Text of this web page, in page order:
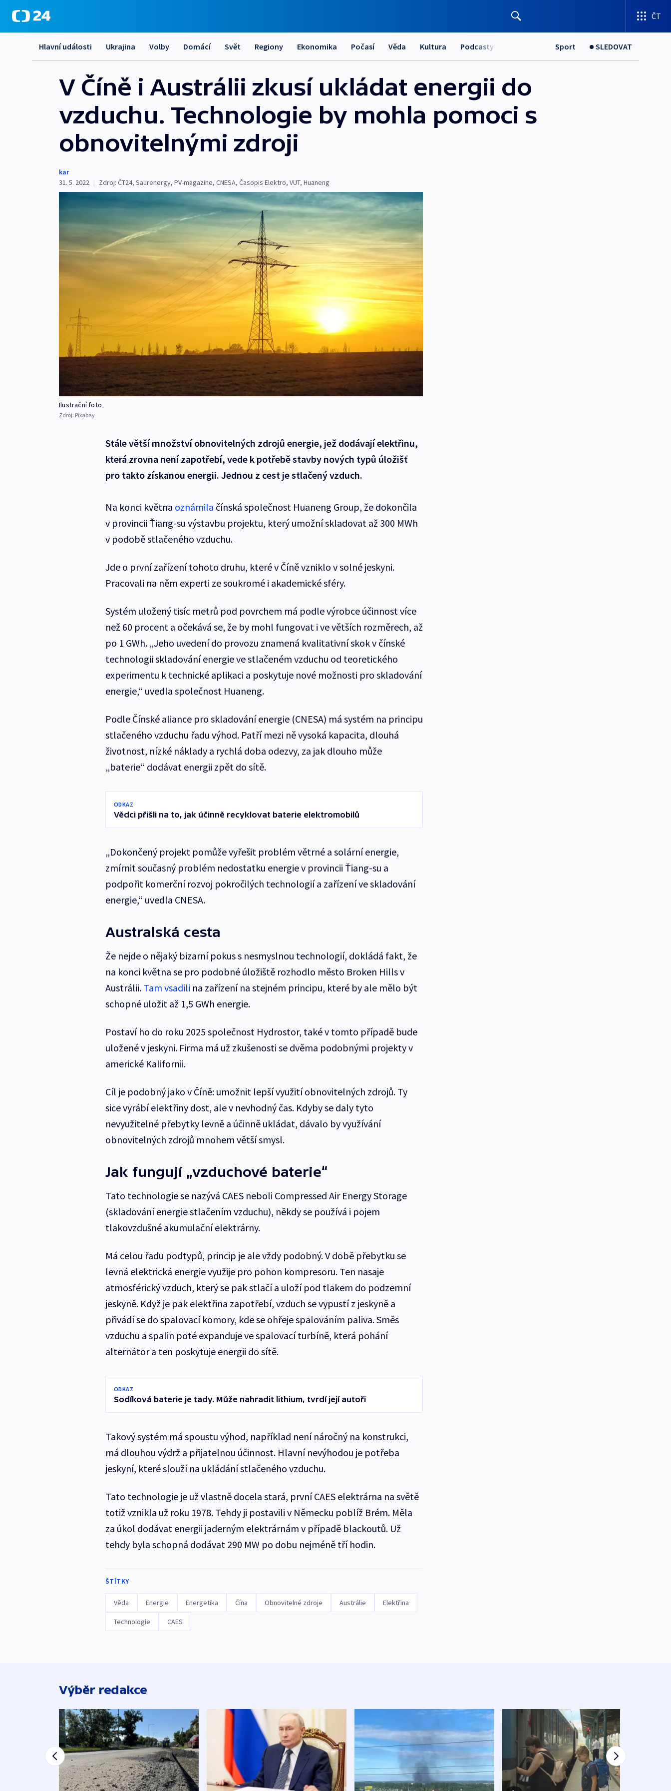
ČT
Hlavní události Ukrajina Volby Domácí Svět Regiony Ekonomika Počasí Věda Kultura Podcasty Sport SLEDOVAT
V Číně i Austrálii zkusí ukládat energii do
vzduchu. Technologie by mohla pomoci s
obnovitelnými zdroji
kar
31. 5. 2022 | Zdroj: ČT24, Saurenergy, PV-magazine, CNESA, Časopis Elektro, VUT, Huaneng
Ilustrační foto
Zdroj: Pixabay
Stále větší množství obnovitelných zdrojů energie, jež dodávají elektřinu,
která zrovna není zapotřebí, vede k potřebě stavby nových typů úložišť
pro takto získanou energii. Jednou z cest je stlačený vzduch.
Na konci května oznámila čínská společnost Huaneng Group, že dokončila
v provincii Ťiang-su výstavbu projektu, který umožní skladovat až 300 MWh
v podobě stlačeného vzduchu.
Jde o první zařízení tohoto druhu, které v Číně vzniklo v solné jeskyni.
Pracovali na něm experti ze soukromé i akademické sféry.
Systém uložený tisíc metrů pod povrchem má podle výrobce účinnost více
než 60 procent a očekává se, že by mohl fungovat i ve větších rozměrech, až
po 1 GWh. „Jeho uvedení do provozu znamená kvalitativní skok v čínské
technologii skladování energie ve stlačeném vzduchu od teoretického
experimentu k technické aplikaci a poskytuje nové možnosti pro skladování
energie,“ uvedla společnost Huaneng.
Podle Čínské aliance pro skladování energie (CNESA) má systém na principu
stlačeného vzduchu řadu výhod. Patří mezi ně vysoká kapacita, dlouhá
životnost, nízké náklady a rychlá doba odezvy, za jak dlouho může
„baterie“ dodávat energii zpět do sítě.
ODKAZ
Vědci přišli na to, jak účinně recyklovat baterie elektromobilů
„Dokončený projekt pomůže vyřešit problém větrné a solární energie,
zmírnit současný problém nedostatku energie v provincii Ťiang-su a
podpořit komerční rozvoj pokročilých technologií a zařízení ve skladování
energie,“ uvedla CNESA.
Australská cesta
Že nejde o nějaký bizarní pokus s nesmyslnou technologií, dokládá fakt, že
na konci května se pro podobné úložiště rozhodlo město Broken Hills v
Austrálii. Tam vsadili na zařízení na stejném principu, které by ale mělo být
schopné uložit až 1,5 GWh energie.
Postaví ho do roku 2025 společnost Hydrostor, také v tomto případě bude
uložené v jeskyni. Firma má už zkušenosti se dvěma podobnými projekty v
americké Kalifornii.
Cíl je podobný jako v Číně: umožnit lepší využití obnovitelných zdrojů. Ty
sice vyrábí elektřiny dost, ale v nevhodný čas. Kdyby se daly tyto
nevyužitelné přebytky levně a účinně ukládat, dávalo by využívání
obnovitelných zdrojů mnohem větší smysl.
Jak fungují „vzduchové baterie“
Tato technologie se nazývá CAES neboli Compressed Air Energy Storage
(skladování energie stlačením vzduchu), někdy se používá i pojem
tlakovzdušné akumulační elektrárny.
Má celou řadu podtypů, princip je ale vždy podobný. V době přebytku se
levná elektrická energie využije pro pohon kompresoru. Ten nasaje
atmosférický vzduch, který se pak stlačí a uloží pod tlakem do podzemní
jeskyně. Když je pak elektřina zapotřebí, vzduch se vypustí z jeskyně a
přivádí se do spalovací komory, kde se ohřeje spalováním paliva. Směs
vzduchu a spalin poté expanduje ve spalovací turbíně, která pohání
alternátor a ten poskytuje energii do sítě.
ODKAZ
Sodíková baterie je tady. Může nahradit lithium, tvrdí její autoři
Takový systém má spoustu výhod, například není náročný na konstrukci,
má dlouhou výdrž a přijatelnou účinnost. Hlavní nevýhodou je potřeba
jeskyní, které slouží na ukládání stlačeného vzduchu.
Tato technologie je už vlastně docela stará, první CAES elektrárna na světě
totiž vznikla už roku 1978. Tehdy ji postavili v Německu poblíž Brém. Měla
za úkol dodávat energii jaderným elektrárnám v případě blackoutů. Už
tehdy byla schopná dodávat 290 MW po dobu nejméně tří hodin.
ŠTÍTKY
Věda Energie Energetika Čína Obnovitelné zdroje Austrálie Elektřina
Technologie CAES
Výběr redakce